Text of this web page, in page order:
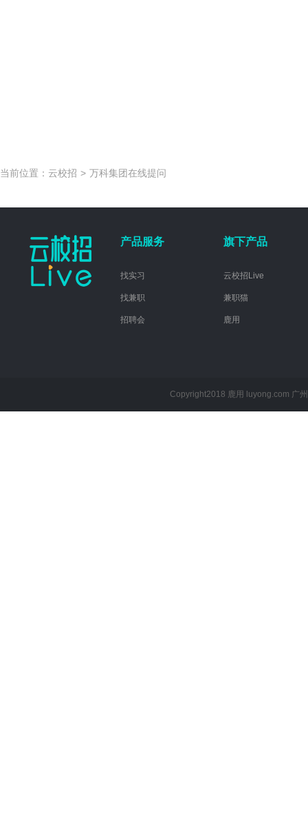
当前位置： 云校招 > 万科集团在线提问
产品服务
找实习
找兼职
招聘会
旗下产品
云校招Live
兼职猫
鹿用
Copyright2018 鹿用 luyong.com 广